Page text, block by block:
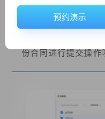
提供合同批量提交
效率。例如年度经
份合同进行提交操作
预约演示